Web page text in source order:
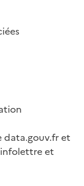
data.gouv.fr et
infolettre et